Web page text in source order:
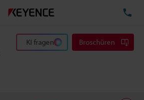
KI fragen Broschüren